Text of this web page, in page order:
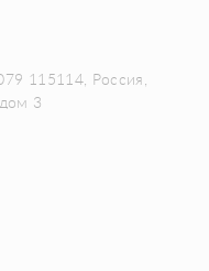
115114, Россия,
3